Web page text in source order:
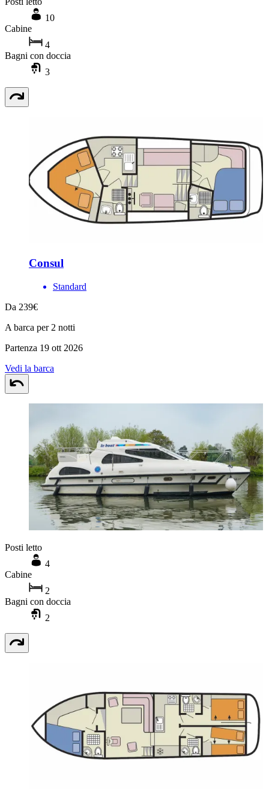
10
Cabine
4
Bagni con doccia
3
Consul
Standard
Da 239€
A barca per 2 notti
Partenza 19 ott 2026
Vedi la barca
Posti letto
4
Cabine
2
Bagni con doccia
2